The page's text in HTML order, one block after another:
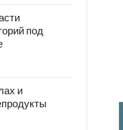
под
и